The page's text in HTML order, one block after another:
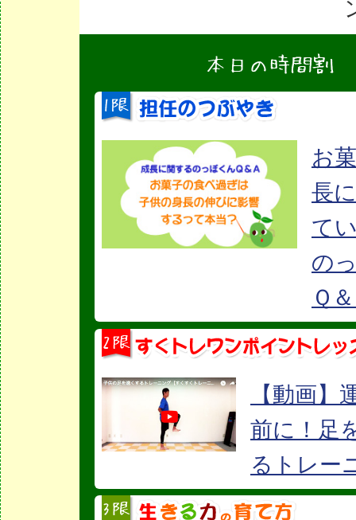
お
長
て
の
Ｑ
【動画】
前に！足
るトレー